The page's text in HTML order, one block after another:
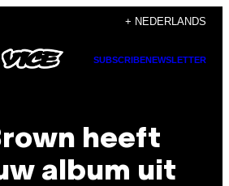
+ NEDERLANDS
SUBSCRIBENEWSLETTER
heeft
album uit